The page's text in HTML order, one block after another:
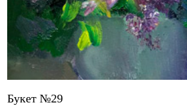
Букет №29